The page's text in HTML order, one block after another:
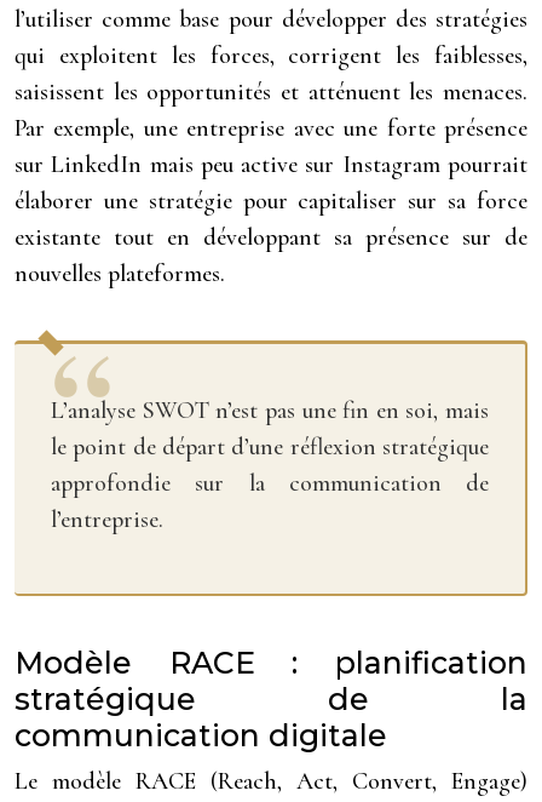
l’utiliser comme base pour développer des stratégies
qui exploitent les forces, corrigent les faiblesses,
saisissent les opportunités et atténuent les menaces.
Par exemple, une entreprise avec une forte présence
sur LinkedIn mais peu active sur Instagram pourrait
élaborer une stratégie pour capitaliser sur sa force
existante tout en développant sa présence sur de
nouvelles plateformes.
L’analyse SWOT n’est pas une fin en soi, mais
le point de départ d’une réflexion stratégique
approfondie sur la communication de
l’entreprise.
Modèle RACE : planification
stratégique de la
communication digitale
Le modèle RACE (Reach, Act, Convert, Engage)